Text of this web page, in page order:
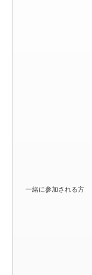
一緒に参加される方